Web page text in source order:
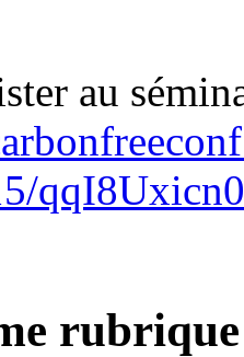
au
rubrique